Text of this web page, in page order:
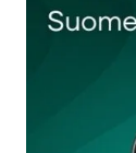
kentät